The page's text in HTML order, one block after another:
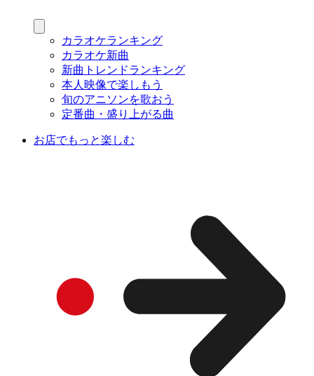
カラオケランキング
カラオケ新曲
新曲トレンドランキング
本人映像で楽しもう
旬のアニソンを歌おう
定番曲・盛り上がる曲
お店でもっと楽しむ